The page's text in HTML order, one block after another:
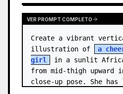
VER PROMPT COMPLETO
Create a vibrant
illustration of
a
girl
in a sunlit
from mid-thigh upward
close-up pose. She